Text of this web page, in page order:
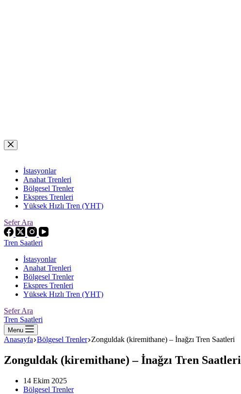
Skip
to
İstasyonlar
Anahat Trenleri
Bölgesel Trenler
Ekspres Trenleri
Yüksek Hızlı Tren (YHT)
Sefer Ara
Tren Saatleri
İstasyonlar
Anahat Trenleri
Bölgesel Trenler
Ekspres Trenleri
Yüksek Hızlı Tren (YHT)
Sefer Ara
Tren Saatleri
Menu
Anasayfa Bölgesel Trenler Zonguldak (kiremithane) – İnağzı Tren Saatleri
Zonguldak (kiremithane) – İnağzı Tren Saatleri
14 Ekim 2025
Bölgesel Trenler